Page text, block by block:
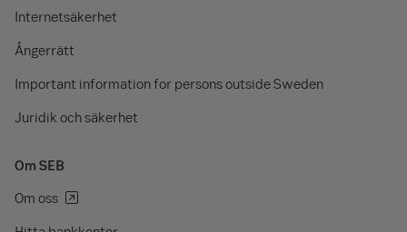
Internetsäkerhet
Ångerrätt
Important information for persons outside Sweden
Juridik och säkerhet
Om SEB
Om oss